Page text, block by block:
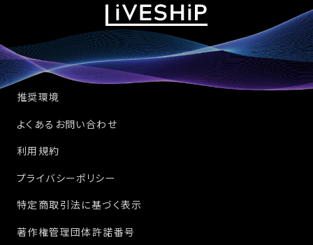
推奨環境
よくあるお問い合わせ
利用規約
プライバシーポリシー
特定商取引法に基づく表示
著作権管理団体許諾番号